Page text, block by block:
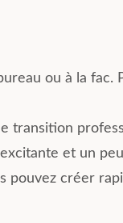
ou à la fac.
transition
et un
pouvez créer
a été
pour moi.
m’installer
pour
ville, et tout
simplement.